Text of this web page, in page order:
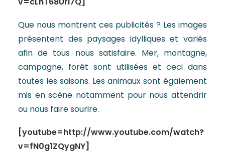
Que nous montrent ces publicités ? Les images
présentent des paysages idylliques et variés
afin de tous nous satisfaire. Mer, montagne,
campagne, forêt sont utilisées et ceci dans
toutes les saisons. Les animaux sont également
mis en scène notamment pour nous attendrir
ou nous faire sourire.
[youtube=http://www.youtube.com/watch?
v=fN0g1ZQygNY]